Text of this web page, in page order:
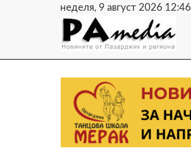
неделя, 9 август 2026 12:47